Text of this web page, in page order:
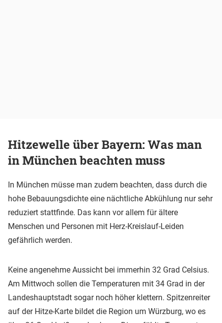
Hitzewelle über Bayern: Was man
in München beachten muss
In München müsse man zudem beachten, dass durch die
hohe Bebauungsdichte eine nächtliche Abkühlung nur sehr
reduziert stattfinde. Das kann vor allem für ältere
Menschen und Personen mit Herz-Kreislauf-Leiden
gefährlich werden.
Keine angenehme Aussicht bei immerhin 32 Grad Celsius.
Am Mittwoch sollen die Temperaturen mit 34 Grad in der
Landeshauptstadt sogar noch höher klettern. Spitzenreiter
auf der Hitze-Karte bildet die Region um Würzburg, wo es